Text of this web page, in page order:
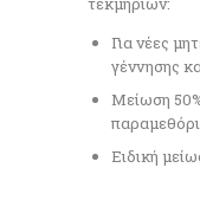
Για νέες
γέννησης
Μείωση
Ειδική